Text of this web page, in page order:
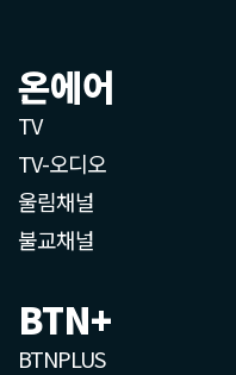
온에어
TV
TV-오디오
울림채널
불교채널
BTN+
BTNPLUS